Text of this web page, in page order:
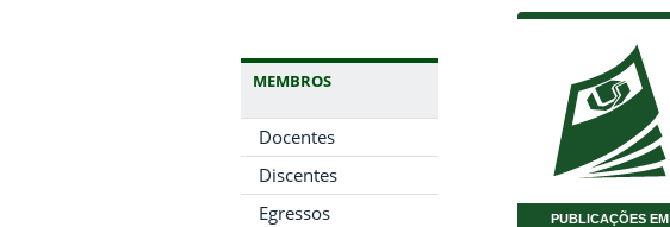
MEMBROS
Docentes
Discentes
Egressos
PUBLICAÇÕES EM